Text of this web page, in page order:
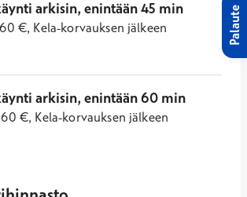
arkisin, enintään 45 min
€, Kela-korvauksen jälkeen
arkisin, enintään 60 min
€, Kela-korvauksen jälkeen
Palaute